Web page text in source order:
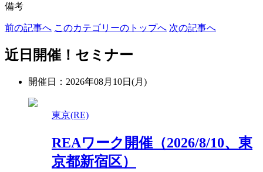
備考
前の記事へ このカテゴリーのトップへ 次の記事へ
近日開催！セミナー
開催日：2026年08月10日(月)
東京(RE)
REAワーク開催（2026/8/10、東
京都新宿区）